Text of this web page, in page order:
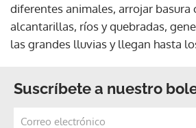
diferentes animales, arrojar basura
alcantarillas, ríos y quebradas,
las grandes lluvias y llegan hasta
Suscríbete a nuestro